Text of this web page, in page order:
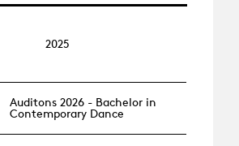
2025
Auditons 2026 - Bachelor in
Contemporary Dance